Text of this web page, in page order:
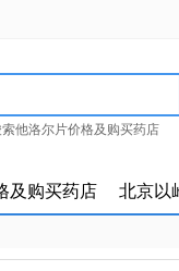
他洛尔片价格及购买药店
及购买药店 北京以